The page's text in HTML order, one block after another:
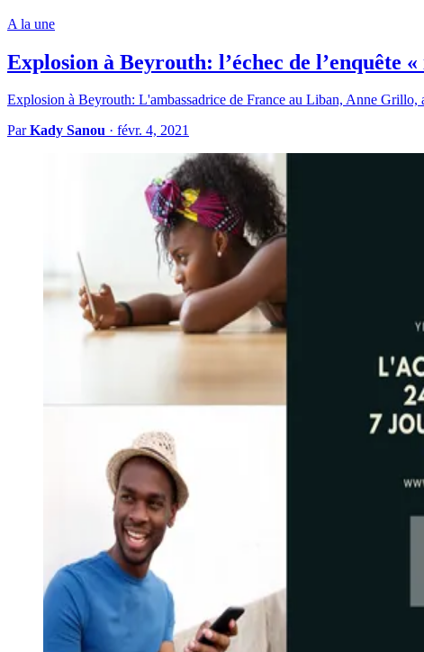
A la une
Explosion à Beyrouth: l’échec de l’enquête
Explosion à Beyrouth: L'ambassadrice de France au Liban, Anne Grillo,
ParKady Sanou · févr. 4, 2021